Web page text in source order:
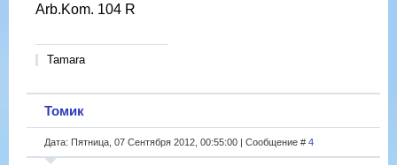
Arb.Kom. 104 R
Tamara
Томик
Дата: Пятница, 07 Сентября 2012, 00:55:00 | Сообщение # 4